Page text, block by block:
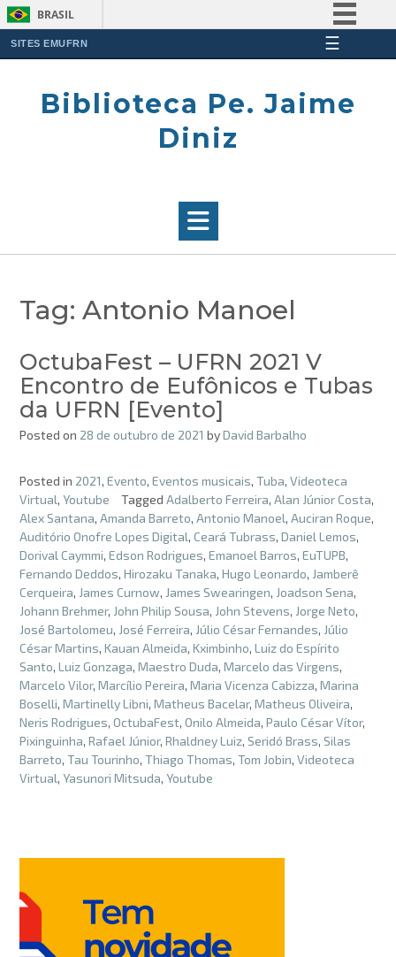
BRASIL
Participe
SITES EMUFRN ☰
Biblioteca Pe. Jaime
Diniz
Tag: Antonio Manoel
OctubaFest – UFRN 2021 V
Encontro de Eufônicos e Tubas
da UFRN [Evento]
Posted on 28 de outubro de 2021 byDavid Barbalho
Posted in 2021, Evento, Eventos musicais, Tuba, Videoteca
Virtual, Youtube Tagged Adalberto Ferreira, Alan Júnior Costa,
Alex Santana, Amanda Barreto, Antonio Manoel, Auciran Roque,
Auditório Onofre Lopes Digital, Ceará Tubrass, Daniel Lemos,
Dorival Caymmi, Edson Rodrigues, Emanoel Barros, EuTUPB,
Fernando Deddos, Hirozaku Tanaka, Hugo Leonardo, Jamberê
Cerqueira, James Curnow, James Swearingen, Joadson Sena,
Johann Brehmer, John Philip Sousa, John Stevens, Jorge Neto,
José Bartolomeu, José Ferreira, Júlio César Fernandes, Júlio
César Martins, Kauan Almeida, Kximbinho, Luiz do Espírito
Santo, Luiz Gonzaga, Maestro Duda, Marcelo das Virgens,
Marcelo Vilor, Marcílio Pereira, Maria Vicenza Cabizza, Marina
Boselli, Martinelly Libni, Matheus Bacelar, Matheus Oliveira,
Neris Rodrigues, OctubaFest, Onilo Almeida, Paulo César Vítor,
Pixinguinha, Rafael Júnior, Rhaldney Luiz, Seridó Brass, Silas
Barreto, Tau Tourinho, Thiago Thomas, Tom Jobin, Videoteca
Virtual, Yasunori Mitsuda, Youtube